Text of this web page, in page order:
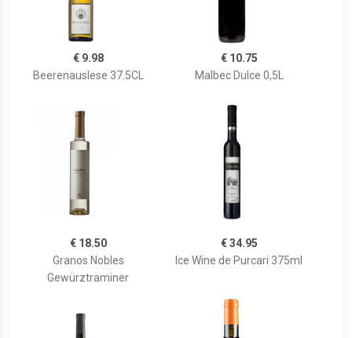
€ 9.98
Beerenauslese 37.5CL
€ 10.75
Malbec Dulce 0,5L
€ 18.50
Granos Nobles
Gewürztraminer
€ 34.95
Ice Wine de Purcari 375ml